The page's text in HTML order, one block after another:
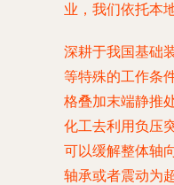
业，我们依托本
深耕于我国基础
等特殊的工作条
格叠加末端静推
化工去利用负压
可以缓解整体轴
轴承或者震动为